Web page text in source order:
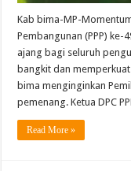
Kab bima-MP-
Pembangunan (PPP)
ajang bagi seluruh
bangkit dan
bima menginginkan
pemenang. Ketua DPC
Read More »